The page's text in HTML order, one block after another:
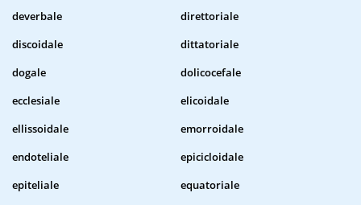
deverbale
direttoriale
discoidale
dittatoriale
dogale
dolicocefale
ecclesiale
elicoidale
ellissoidale
emorroidale
endoteliale
epicicloidale
epiteliale
equatoriale